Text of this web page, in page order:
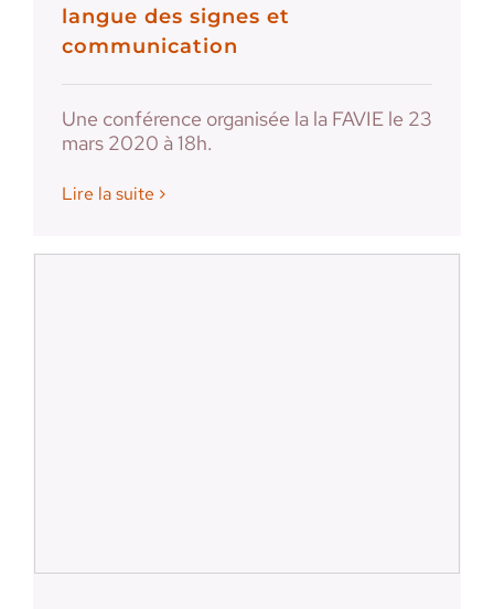
langue des signes et
communication
Une conférence organisée la la FAVIE le 23
mars 2020 à 18h.
Lire la suite